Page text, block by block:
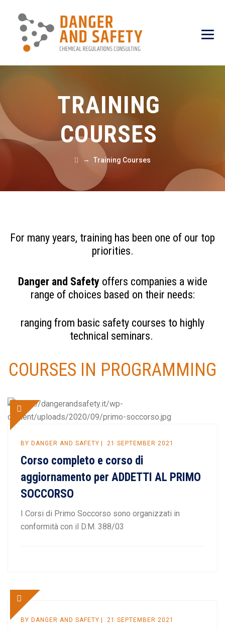
TRAINING
COURSES
→ Training Courses
For many years, training has been one of our top
priorities.
Danger and Safetyoffers companies a wide
range of choices based on their needs:
ranging from basic safety courses to highly
technical seminars.
COURSES IN PROGRAMMING
BY DANGER AND SAFETY 21 SEPTEMBER 2021
Corso completo e corso di
aggiornamento per ADDETTI AL PRIMO
SOCCORSO
I Corsi di Primo Soccorso sono organizzati in
conformità con il D.M. 388/03
BY DANGER AND SAFETY 21 SEPTEMBER 2021